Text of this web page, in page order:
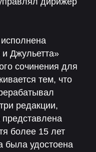
Джульетта»
сочинения для
тем, что
редакции,
более 15 лет
была удостоена